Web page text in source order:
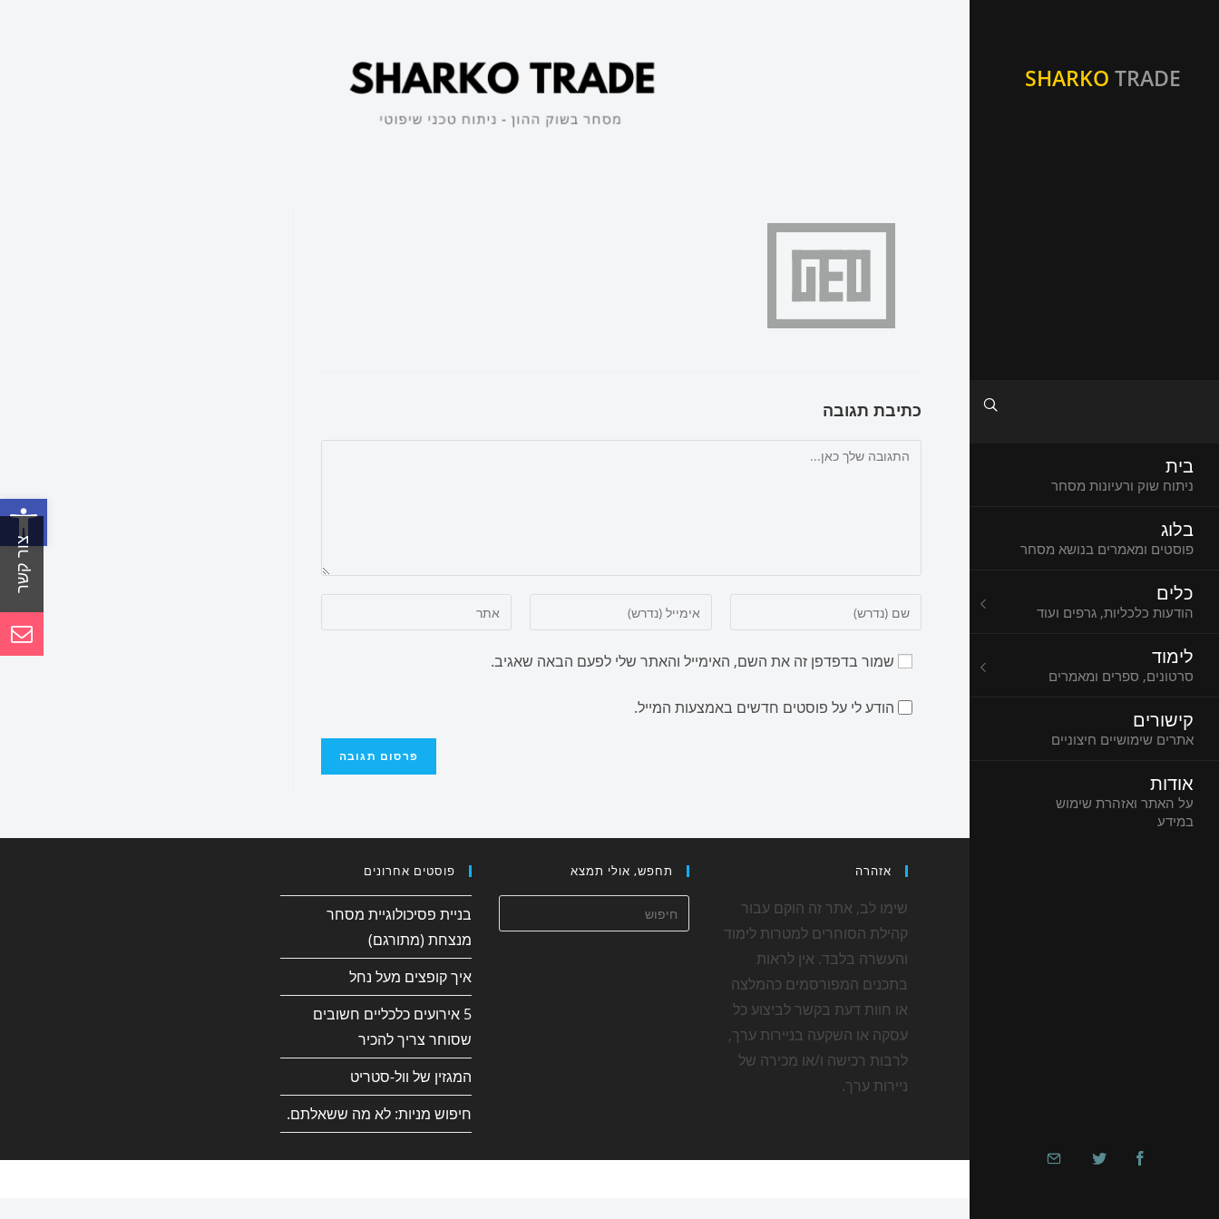
פתח סרגל נגישות
SHARKO TRADE
בית
ניתוח שוק ורעיונות מסחר
בלוג
פוסטים ומאמרים בנושא מסחר
כלים
הודעות כלכליות, גרפים ועוד
לימוד
סרטונים, ספרים ומאמרים
קישורים
אתרים שימושיים חיצוניים
אודות
על האתר ואזהרת שימוש
במידע
כתיבת תגובה
שמור בדפדפן זה את השם, האימייל והאתר שלי לפעם הבאה שאגיב.
הודע לי על פוסטים חדשים באמצעות המייל.
אזהרה
שימו לב, אתר זה הוקם עבור
קהילת הסוחרים למטרות לימוד
והעשרה בלבד. אין לראות
בתכנים המפורסמים כהמלצה
או חוות דעת בקשר לביצוע כל
עסקה או השקעה בניירות ערך,
לרבות רכישה ו/או מכירה של
ניירות ערך.
תחפש, אולי תמצא פוסטים אחרונים
בניית פסיכולוגיית מסחר
מנצחת (מתורגם)
איך קופצים מעל נחל
5 אירועים כלכליים חשובים
שסוחר צריך להכיר
המגזין של וול-סטריט
חיפוש מניות: לא מה ששאלתם.